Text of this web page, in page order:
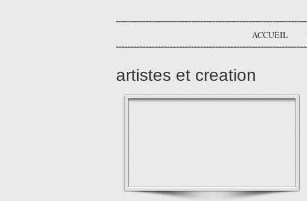
ACCUEIL
artistes et creation